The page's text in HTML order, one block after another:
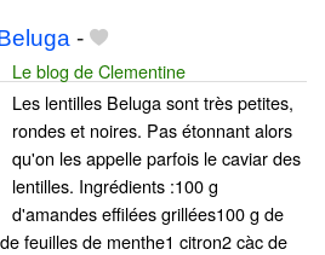
-
Le blog de Clementine
Les lentilles Beluga sont très petites,
rondes et noires. Pas étonnant alors
qu'on les appelle parfois le caviar des
lentilles. Ingrédients :100 g
d'amandes effilées grillées100 g de
feuilles de menthe1 citron2 càc de